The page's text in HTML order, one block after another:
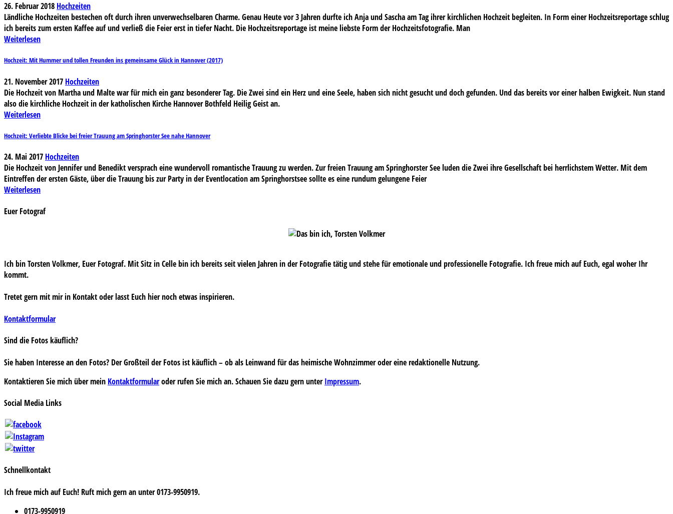
26. Februar 2018 Hochzeiten
Ländliche Hochzeiten bestechen oft durch ihren unverwechselbaren Charme. Genau Heute vor 3 Jahren durfte ich Anja und Sascha am Tag ihrer kirchlichen Hochzeit begleiten. In Form einer Hochzeitsreportage schlug
ich bereits zum ersten Kaffee auf und verließ die Feier erst in tiefer Nacht. Die Hochzeitsreportage ist meine liebste Form der Hochzeitsfotografie. Man
Weiterlesen
Hochzeit: Mit Hummer und tollen Freunden ins gemeinsame Glück in Hannover (2017)
21. November 2017 Hochzeiten
Die Hochzeit von Martha und Malte war für mich ein ganz besonderer Tag. Die Zwei sind ein Herz und eine Seele, haben sich nicht gesucht und doch gefunden. Und das bereits vor einer halben Ewigkeit. Nun stand
also die kirchliche Hochzeit in der katholischen Kirche Hannover Bothfeld Heilig Geist an.
Weiterlesen
Hochzeit: Verliebte Blicke bei freier Trauung am Springhorster See nahe Hannover
24. Mai 2017 Hochzeiten
Die Hochzeit von Jennifer und Benedikt versprach eine wundervoll romantische Trauung zu werden. Zur freien Trauung am Springhorster See luden die Zwei ihre Gesellschaft bei herrlichstem Wetter. Mit dem
Eintreffen der ersten Gäste, über die Trauung bis zur Party in der Eventlocation am Springhorstsee sollte es eine rundum gelungene Feier
Weiterlesen
Euer Fotograf
Ich bin Torsten Volkmer, Euer Fotograf. Mit Sitz in Celle bin ich bereits seit vielen Jahren in der Fotografie tätig und stehe für emotionale und professionelle Fotografie. Ich freue mich auf Euch, egal woher Ihr
kommt.
Tretet gern mit mir in Kontakt oder lasst Euch hier noch etwas inspirieren.
Kontaktformular
Sind die Fotos käuflich?
Sie haben Interesse an den Fotos? Der Großteil der Fotos ist käuflich – ob als Leinwand für das heimische Wohnzimmer oder eine redaktionelle Nutzung.
Kontaktieren Sie mich über mein Kontaktformularoder rufen Sie mich an. Schauen Sie dazu gern unterImpressum.
Social Media Links
Schnellkontakt
Ich freue mich auf Euch! Ruft mich gern an unter 0173-9950919.
0173-9950919